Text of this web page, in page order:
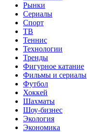
Рынки
Сериалы
Спорт
ТВ
Теннис
Технологии
Тренды
Фигурное катание
Фильмы и сериалы
Футбол
Хоккей
Шахматы
Шоу-бизнес
Экология
Экономика